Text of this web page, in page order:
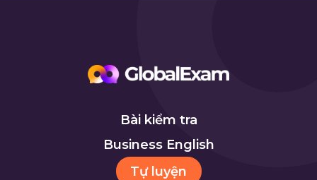
Bài kiểm tra
Business English
Tự luyện